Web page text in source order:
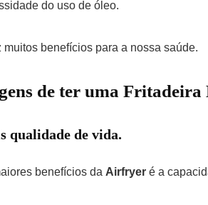
do uso de óleo.
muitos benefícios para a nossa saúde.
de ter uma Fritadeira
qualidade de vida.
benefícios da Airfryer é a